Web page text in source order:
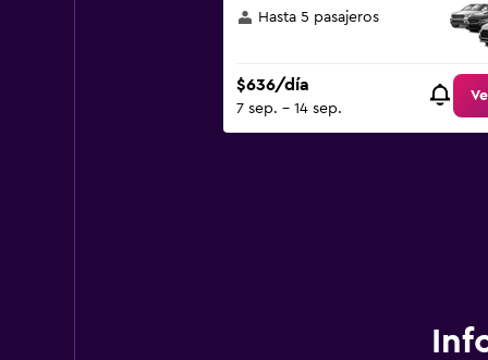
Hasta 5 pasajeros
$636/día
7 sep. - 14 sep.